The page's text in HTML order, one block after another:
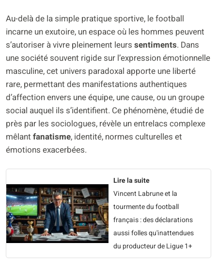
Au-delà de la simple pratique sportive, le football
incarne un exutoire, un espace où les hommes peuvent
s’autoriser à vivre pleinement leurs sentiments. Dans
une société souvent rigide sur l’expression émotionnelle
masculine, cet univers paradoxal apporte une liberté
rare, permettant des manifestations authentiques
d’affection envers une équipe, une cause, ou un groupe
social auquel ils s’identifient. Ce phénomène, étudié de
près par les sociologues, révèle un entrelacs complexe
mêlant fanatisme, identité, normes culturelles et
émotions exacerbées.
Lire la suite
Vincent Labrune et la
tourmente du football
français : des déclarations
aussi folles qu'inattendues
du producteur de Ligue 1+